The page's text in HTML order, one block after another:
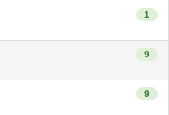
1
9
9